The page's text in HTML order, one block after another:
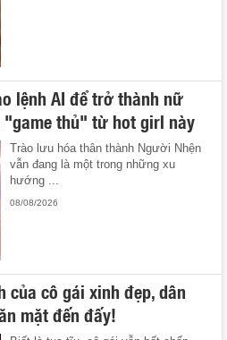
lệnh AI để trở thành nữ
"game thủ" từ hot girl này
Trào lưu hóa thân thành Người Nhện
vẫn đang là một trong những xu
hướng ...
08/08/2026
cô gái xinh đẹp, dân
mặt đến đấy!